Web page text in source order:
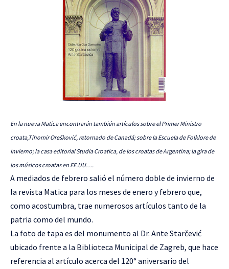
En la nueva Matica encontrarán también artículos sobre el Primer Ministro
croata,Tihomir Orešković, retornado de Canadá; sobre la Escuela de Folklore de
Invierno; la casa editorial Studia Croatica, de los croatas de Argentina; la gira de
los músicos croatas en EE.UU….
A mediados de febrero salió el número doble de invierno de
la revista Matica para los meses de enero y febrero que,
como acostumbra, trae numerosos artículos tanto de la
patria como del mundo.
La foto de tapa es del monumento al Dr. Ante Starčević
ubicado frente a la Biblioteca Municipal de Zagreb, que hace
referencia al artículo acerca del 120° aniversario del